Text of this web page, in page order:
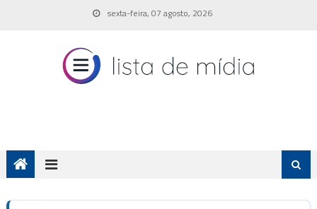
sexta-feira, 07 agosto, 2026